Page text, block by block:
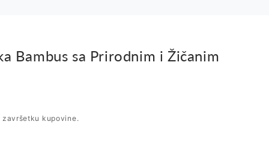
Bambus sa Prirodnim i Žičanim
kupovine.